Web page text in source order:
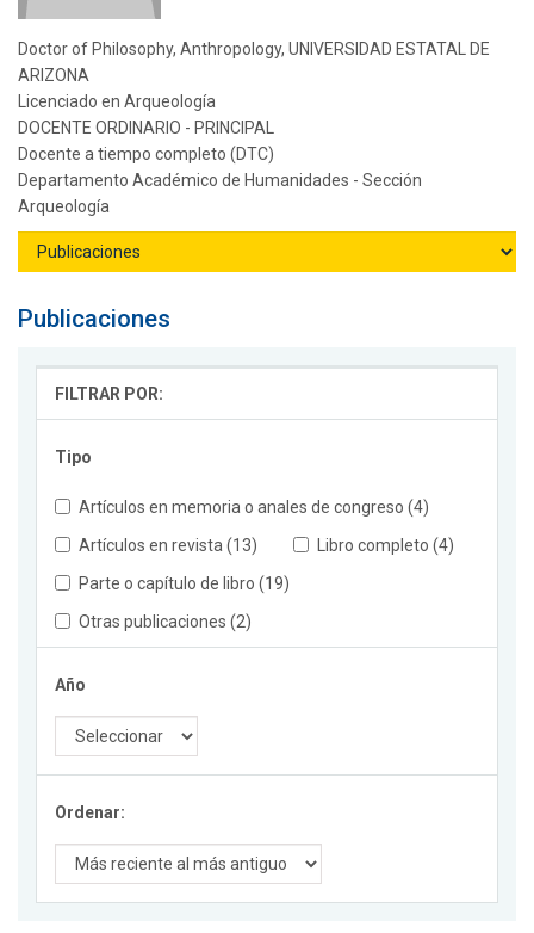
Doctor of Philosophy, Anthropology, UNIVERSIDAD ESTATAL DE
ARIZONA
Licenciado en Arqueología
DOCENTE ORDINARIO - PRINCIPAL
Docente a tiempo completo (DTC)
Departamento Académico de Humanidades - Sección
Arqueología
Publicaciones
FILTRAR POR:
Tipo
Artículos en memoria o anales de congreso (4)
Artículos en revista (13)
Libro completo (4)
Parte o capítulo de libro (19)
Otras publicaciones (2)
Año
Ordenar: